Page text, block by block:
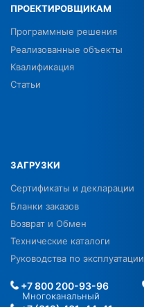
ПРОЕКТИРОВЩИКАМ
Программные решения
Реализованные объекты
Квалификация
Статьи
ЗАГРУЗКИ
Сертификаты и декларации
Бланки заказов
Возврат и Обмен
Технические каталоги
Руководства по эксплуатации
+7 800 200-93-96
Многоканальный